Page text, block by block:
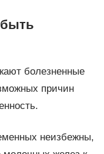
болезненные
причин
неизбежны,